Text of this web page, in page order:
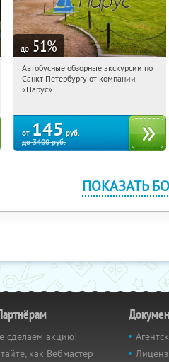
до 51%
07:57:59 Купили: 292
Площадь Восстания
Автобусные обзорные экскурсии по
Санкт-Петербургу от компании
«Парус»
от 145 руб.
до3400руб.
ПОКАЗАТЬ
сделаем акцию!
как Вебмастер